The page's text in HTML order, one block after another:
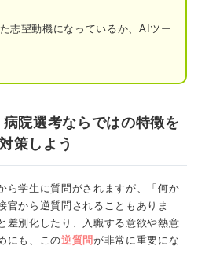
問④入職後の熱意をアピールできる
みを整えて第一印象を良くする
にも細心の注意を払う
院ならではの特徴を調べる
志望動機になっているか、AIツー
院選考ならではの特徴を
策しよう
ら学生に質問がされますが、「何か
官から逆質問されることもありま
差別化したり、入職する意欲や熱意
にも、この逆質問が非常に重要にな
院への入職までの基本的な流れ
に問題がないか
される質問と回答例